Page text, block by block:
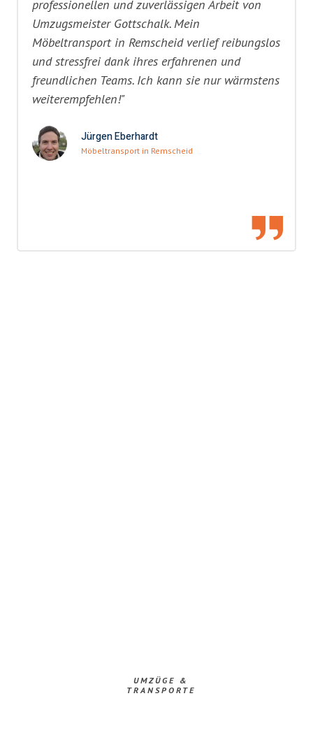
professionellen und zuverlässigen Arbeit von
Umzugsmeister Gottschalk. Mein
Möbeltransport in Remscheid verlief reibungslos
und stressfrei dank ihres erfahrenen und
freundlichen Teams. Ich kann sie nur wärmstens
weiterempfehlen!"
Jürgen Eberhardt
Möbeltransport in Remscheid
UMZÜGE &
TRANSPORTE